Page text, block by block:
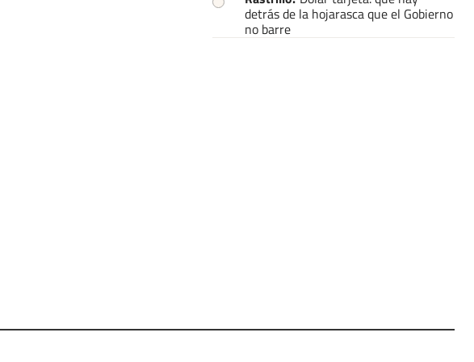
detrás de la hojarasca que el Gobierno
no barre